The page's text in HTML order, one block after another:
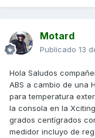
Motard
Publicado 13
Hola Saludos
ABS a cambio de una
para temperatura
la consola en la
grados centígrados
medidor incluyo de